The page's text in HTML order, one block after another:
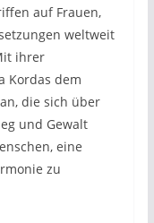
auf Frauen,
weltweit
ihrer
Kordas dem
die sich über
und Gewalt
eine
zu